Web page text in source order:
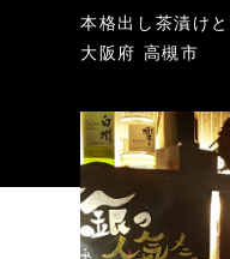
本格出し茶漬け
大阪府 高槻市